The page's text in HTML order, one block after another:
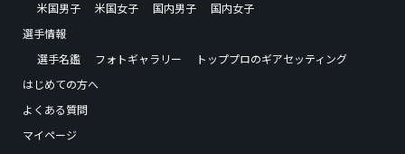
米国男子
米国女子 国内男子
国内女子
選手情報
選手名鑑
フォトギャラリー
トッププロのギアセッティング
はじめての方へ
よくある質問
マイページ